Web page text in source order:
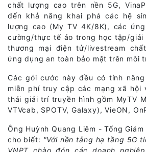
chất lượng cao trên nền 5G,
đến khả năng khai phá các hệ
lượng cao (My TV 4K/8K), các
cường/thực tế ảo trong học tập/
thương mại điện tử/livestream
ứng dụng an toàn bảo mật trên môi
Các gói cước này đều có tính
miễn phí truy cập các mạng xã hội
thái giải trí truyền hình gồm MyTV
VTVcab, SPOTV, Galaxy), VieON,
Ông Huỳnh Quang Liêm - Tổng
cho biết: "Với nền tảng hạ tầng 5G